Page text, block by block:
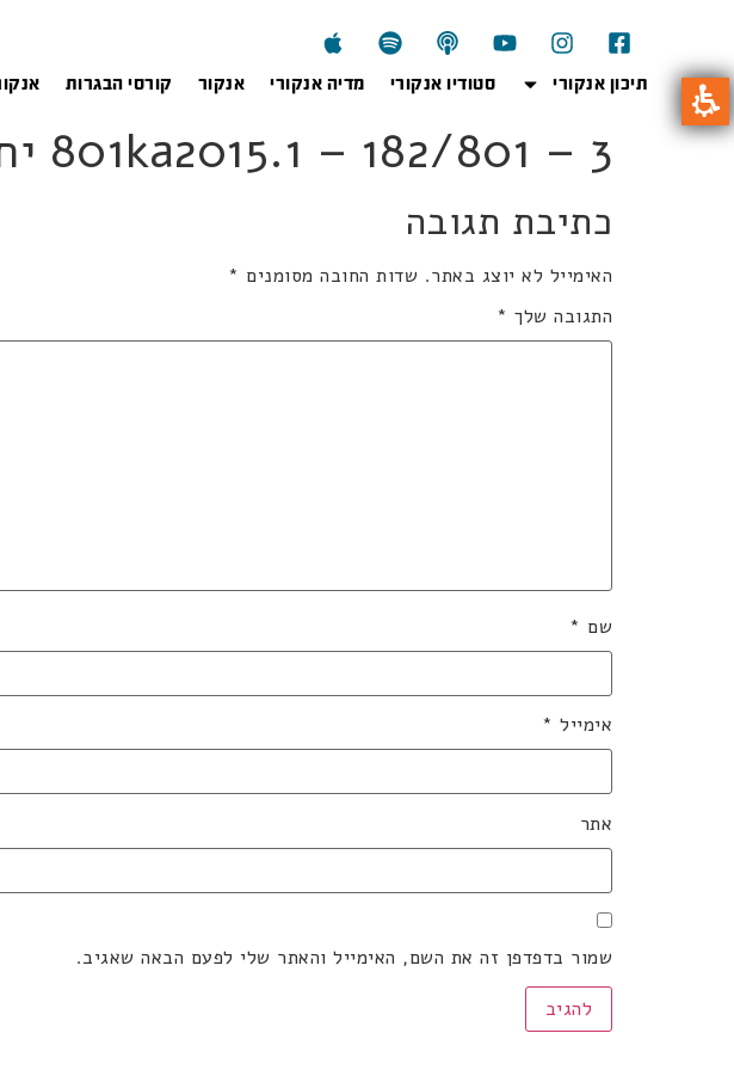
תיכון אנקורי סטודיו אנקורי מדיה אנקורי אנקור קורסי הבגרות
801ka2015.1 – 182/801 – 3 יחידות
כתיבת תגובה
האימייל לא יוצג באתר. שדות החובה מסומנים *
התגובה שלך *
שם *
אימייל *
אתר
שמור בדפדפן זה את השם, האימייל והאתר שלי לפעם הבאה שאגיב.